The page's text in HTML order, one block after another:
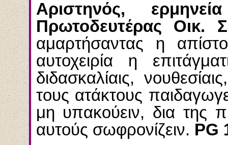
Αριστηνός,
Πρωτοδευτέρας Οικ.
αμαρτήσαντας η
αυτοχειρία η
διδασκαλίαις,
τους ατάκτους
μη υπακούειν, δια της
αυτούς σωφρονίζειν. PG